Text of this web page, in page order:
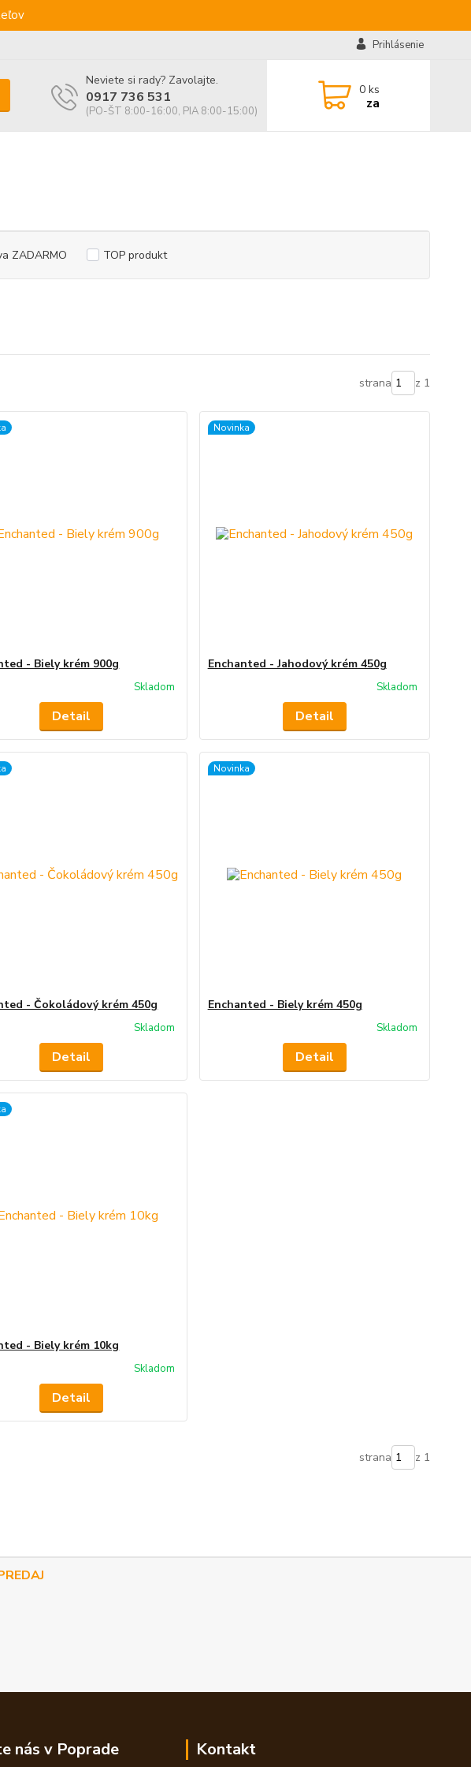
Prihlásenie
Neviete si rady? Zavolajte.
0917 736 531
(PO-ŠT 8:00-16:00, PIA 8:00-15:00)
0 ks
za
ZADARMO TOP produkt
strana z 1
- Biely krém 900g
Skladom
Detail
Novinka
Enchanted - Jahodový krém 450g
Skladom
Detail
- Čokoládový krém 450g
Skladom
Detail
Novinka
Enchanted - Biely krém 450g
Skladom
Detail
- Biely krém 10kg
Skladom
Detail
strana z 1
nás v Poprade Kontakt